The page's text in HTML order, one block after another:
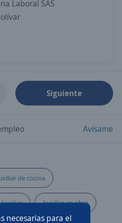
necesarias para el
Laboral SAS
Siguiente
Avísame
de cocina
Auxiliar Auxiliar en obra